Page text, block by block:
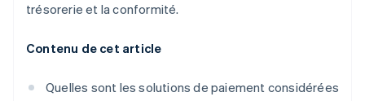
trésorerie et la conformité.
Contenu de cet article
Quelles sont les solutions de paiement considérées